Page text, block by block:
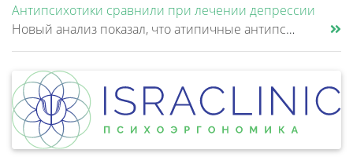
Антипсихотики сравнили при лечении депрессии
Новый анализ показал, что атипичные антипсихотики, которые иногда добавляют к антидепрессантам при большом депрессивном......